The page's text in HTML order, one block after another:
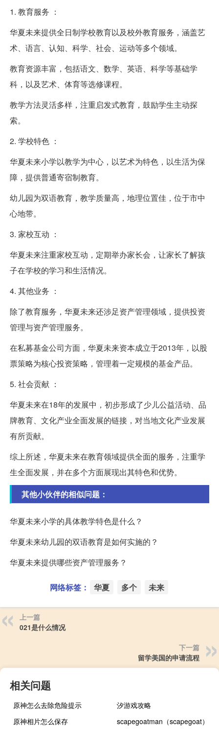
1. 教育服务 ：
华夏未来提供全日制学校教育以及校外教育服务，涵盖艺
术、语言、认知、科学、社会、运动等多个领域。
教育资源丰富，包括语文、数学、英语、科学等基础学
科，以及艺术、体育等选修课程。
教学方法灵活多样，注重启发式教育，鼓励学生主动探
索。
2. 学校特色 ：
华夏未来小学以教学为中心，以艺术为特色，以生活为保
障，提供普通寄宿制教育。
幼儿园为双语教育，教学质量高，地理位置佳，位于市中
心地带。
3. 家校互动 ：
华夏未来注重家校互动，定期举办家长会，让家长了解孩
子在学校的学习和生活情况。
4. 其他业务 ：
除了教育服务，华夏未来还涉足资产管理领域，提供投资
管理与资产管理服务。
在私募基金公司方面，华夏未来资本成立于2013年，以股
票策略为核心投资策略，管理着一定规模的基金产品。
5. 社会贡献 ：
华夏未来在18年的发展中，初步形成了少儿公益活动、品
牌教育、文化产业全面发展的链接，对当地文化产业发展
有所贡献。
综上所述，华夏未来在教育领域提供全面的服务，注重学
生全面发展，并在多个方面展现出其特色和优势。
其他小伙伴的相似问题：
华夏未来小学的具体教学特色是什么？
华夏未来幼儿园的双语教育是如何实施的？
华夏未来提供哪些资产管理服务？
网络标签： 华夏 多个 未来
上一篇
021是什么情况
下一篇
留学美国的申请流程
相关问题
原神怎么去除危险提示
汐游戏攻略
原神相片怎么保存
scapegoatman（scapegoat）